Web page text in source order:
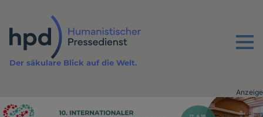
Inhalt
Menu
Der säkulare Blick auf die Welt.
Advertising
Anzeige